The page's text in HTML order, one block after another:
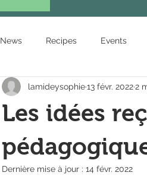
News Recipes Events
Les idées
lamideysophie13 févr. 20222
Dernière mise à jour : 14 févr. 2022